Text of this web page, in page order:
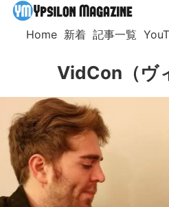
Home 新着 記事一覧
VidCon（ヴ